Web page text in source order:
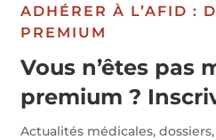
ADHÉRER À L’AFID :
PREMIUM
Vous n’êtes pas
premium ?
Actualités médicales,